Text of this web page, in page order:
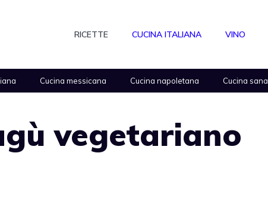
RICETTE CUCINA ITALIANA VINO
Cucina messicana Cucina napoletana Cucina sana
vegetariano